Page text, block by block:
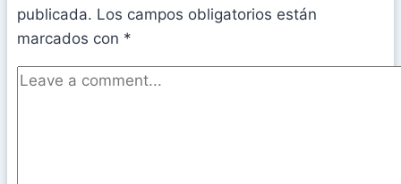
publicada. Los campos obligatorios están
marcados con *